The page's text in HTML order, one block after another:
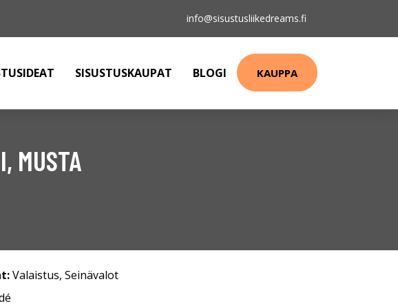
info@sisustusliikedreams.fi
SISUSTUSKAUPAT BLOGI KAUPPA
MUSTA
Valaistus, Seinävalot